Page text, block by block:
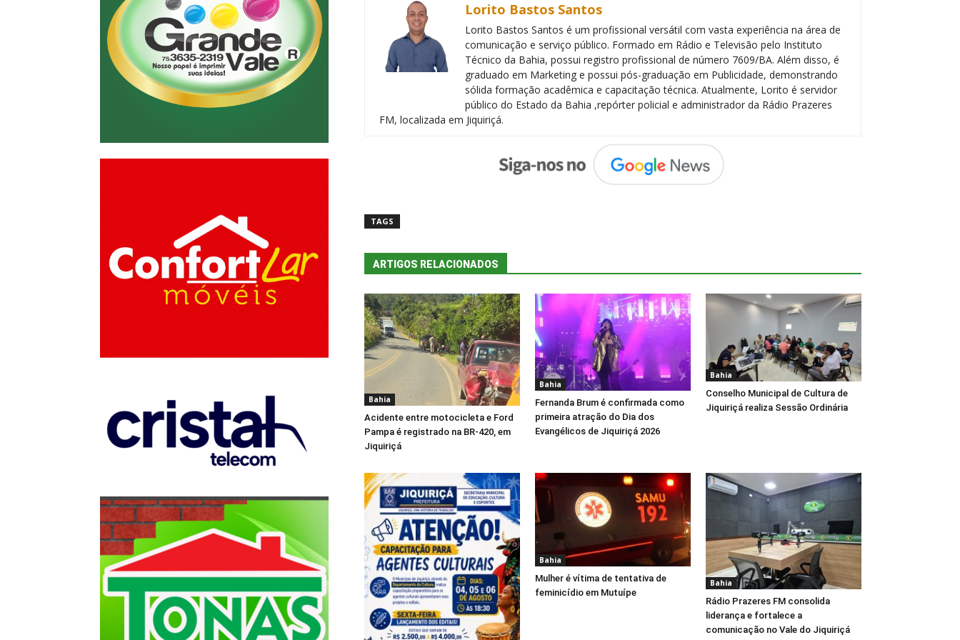
Lorito Bastos Santos
Lorito Bastos Santos é um profissional versátil com vasta experiência na área de
comunicação e serviço público. Formado em Rádio e Televisão pelo Instituto
Técnico da Bahia, possui registro profissional de número 7609/BA. Além disso, é
graduado em Marketing e possui pós-graduação em Publicidade, demonstrando
sólida formação acadêmica e capacitação técnica. Atualmente, Lorito é servidor
público do Estado da Bahia ,repórter policial e administrador da Rádio Prazeres
FM, localizada em Jiquiriçá.
TAGS
ARTIGOS RELACIONADOS
Bahia
Acidente entre motocicleta e Ford
Pampa é registrado na BR-420, em
Jiquiriçá
Bahia
Fernanda Brum é confirmada como
primeira atração do Dia dos
Evangélicos de Jiquiriçá 2026
Bahia
Conselho Municipal de Cultura de
Jiquiriçá realiza Sessão Ordinária
Bahia
Mulher é vítima de tentativa de
feminicídio em Mutuípe
Bahia
Rádio Prazeres FM consolida
liderança e fortalece a
comunicação no Vale do Jiquiriçá